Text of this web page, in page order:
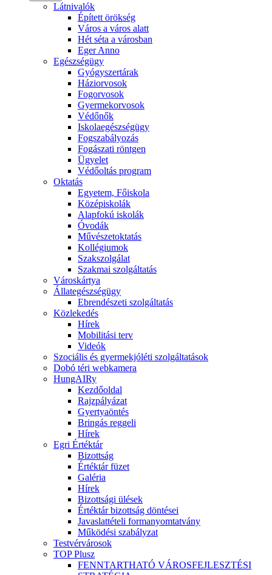
Látnivalók
Épített örökség
Város a város alatt
Hét séta a városban
Eger Anno
Egészségügy
Gyógyszertárak
Háziorvosok
Fogorvosok
Gyermekorvosok
Védőnők
Iskolaegészségügy
Fogszabályozás
Fogászati röntgen
Ügyelet
Védőoltás program
Oktatás
Egyetem, Főiskola
Középiskolák
Alapfokú iskolák
Óvodák
Művészetoktatás
Kollégiumok
Szakszolgálat
Szakmai szolgáltatás
Városkártya
Állategészségügy
Ebrendészeti szolgáltatás
Közlekedés
Hírek
Mobilitási terv
Videók
Szociális és gyermekjóléti szolgáltatások
Dobó téri webkamera
HungAIRy
Kezdőoldal
Rajzpályázat
Gyertyaöntés
Bringás reggeli
Hírek
Egri Értéktár
Bizottság
Értéktár füzet
Galéria
Hírek
Bizottsági ülések
Értéktár bizottság döntései
Javaslattételi formanyomtatvány
Működési szabályzat
Testvérvárosok
TOP Plusz
FENNTARTHATÓ VÁROSFEJLESZTÉSI